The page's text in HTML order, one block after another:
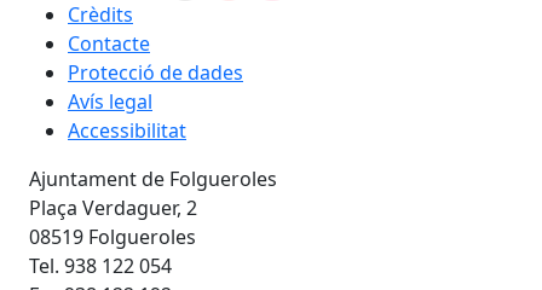
Crèdits
Contacte
Protecció de dades
Avís legal
Accessibilitat
Ajuntament de Folgueroles
Plaça Verdaguer, 2
08519 Folgueroles
Tel. 938 122 054